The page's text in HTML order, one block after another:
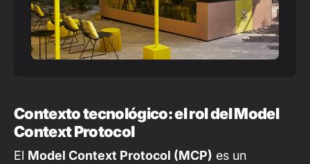
Contexto tecnológico: el rol del Model
Context Protocol
El Model Context Protocol (MCP) es un